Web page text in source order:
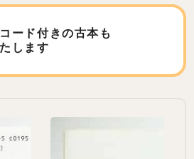
ード付きの古本も
します